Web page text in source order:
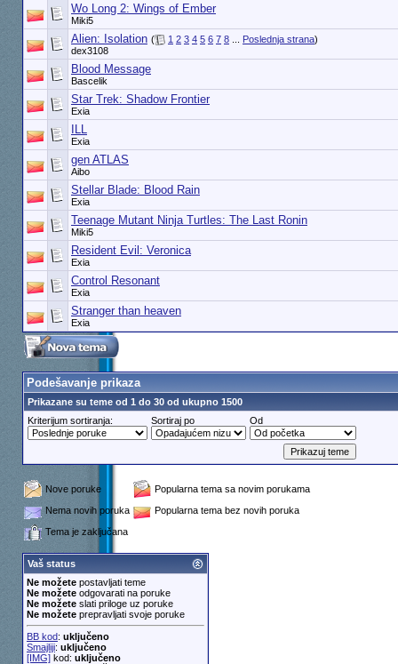
Wo Long 2: Wings of Ember
Miki5
Alien: Isolation ( 1 2 3 4 5 6 7 8... Poslednja strana)
dex3108
Blood Message
Bascelik
Star Trek: Shadow Frontier
Exia
ILL
Exia
gen ATLAS
Aibo
Stellar Blade: Blood Rain
Exia
Teenage Mutant Ninja Turtles: The Last Ronin
Miki5
Resident Evil: Veronica
Exia
Control Resonant
Exia
Stranger than heaven
Exia
Podešavanje prikaza
Prikazane su teme od 1 do 30 od ukupno 1500
Kriterijum sortiranja:
Sortiraj po Od
Nove poruke
Popularna tema sa novim porukama
Nema novih poruka
Popularna tema bez novih poruka
Tema je zaključana
Vaš status
Ne možetepostavljati teme
Ne možeteodgovarati na poruke
Ne možeteslati priloge uz poruke
Ne možeteprepravljati svoje poruke
BB kod: uključeno
Smajliji: uključeno
[IMG]kod: uključeno